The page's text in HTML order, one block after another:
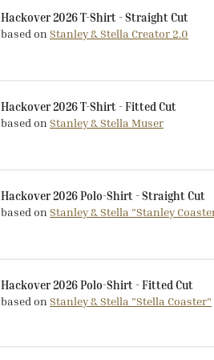
Hackover 2026 T-Shirt - Straight Cut
based on Stanley & Stella Creator 2.0
Hackover 2026 T-Shirt - Fitted Cut
based on Stanley & Stella Muser
Hackover 2026 Polo-Shirt - Straight Cut
based on Stanley & Stella "Stanley
Hackover 2026 Polo-Shirt - Fitted Cut
based on Stanley & Stella "Stella Coaster"